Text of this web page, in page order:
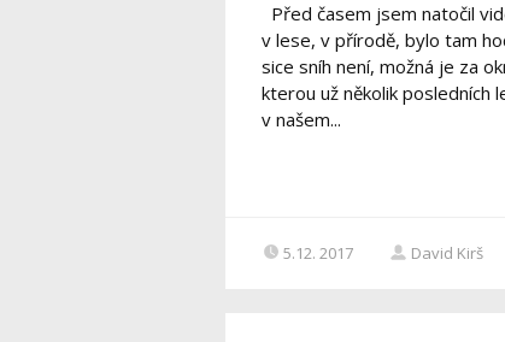
Před časem jsem natočil
v lese, v přírodě, bylo tam
sice sníh není, možná je za
kterou už několik posledních
v našem...
5.12. 2017 David Kirš